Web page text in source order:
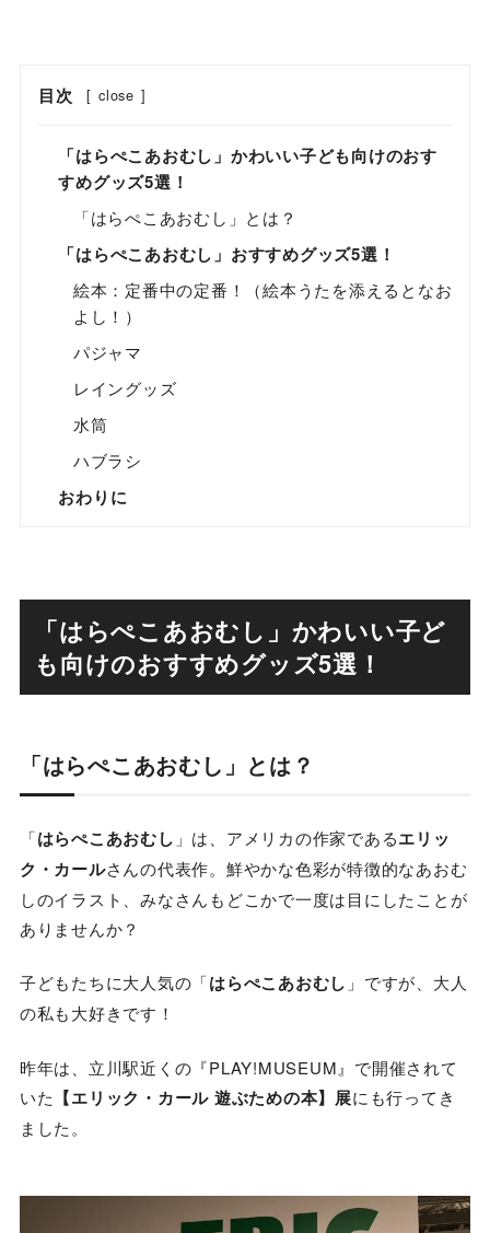
目次 [ close ]
「はらぺこあおむし」かわいい子ども向けのおす
すめグッズ5選！
「はらぺこあおむし」とは？
「はらぺこあおむし」おすすめグッズ5選！
絵本：定番中の定番！（絵本うたを添えるとなお
よし！）
パジャマ
レイングッズ
水筒
ハブラシ
おわりに
「はらぺこあおむし」かわいい子ど
も向けのおすすめグッズ5選！
「はらぺこあおむし」とは？
「はらぺこあおむし 」は、アメリカの作家であるエリッ
ク・カールさんの代表作。鮮やかな色彩が特徴的なあおむ
しのイラスト、みなさんもどこかで一度は目にしたことが
ありませんか？
子どもたちに大人気の「はらぺこあおむし 」ですが、大人
の私も大好きです！
昨年は、立川駅近くの『PLAY!MUSEUM 』で開催されて
いた 【エリック・カール 遊ぶための本】展にも行ってき
ました。